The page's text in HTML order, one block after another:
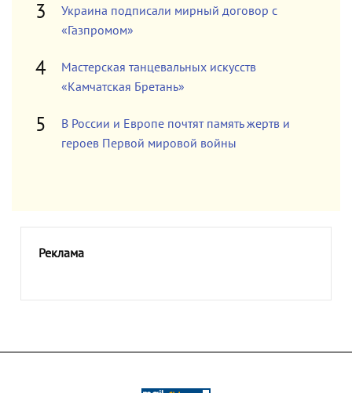
Украина подписали мирный договор с
«Газпромом»
Мастерская танцевальных искусств
«Камчатская Бретань»
В России и Европе почтят память жертв и
героев Первой мировой войны
Реклама